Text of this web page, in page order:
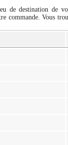
de destination de
commande. Vous